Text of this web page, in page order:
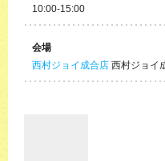
10:00-15:00
会場
西村ジョイ成合店 西村ジョイ